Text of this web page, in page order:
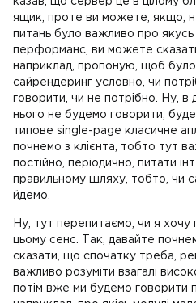
ящик, проте ви можете, якщо,
питань було важливо про якусь
перформанс, ви можете
наприклад, пропоную, щоб
сайрендеринг условно, чи
говорити, чи не потрібно. Ну, в
нього не будемо говорити,
типове single-page класичне
почнемо з клієнта, тобто тут
постійно, періодично, питати
правильному шляху, тобто, чи
йдемо.
Ну, тут перепитаємо, чи я хочу
цьому сенс. Так, давайте
сказати, що спочатку треба,
важливо розуміти взагалі
потім вже ми будемо говорити